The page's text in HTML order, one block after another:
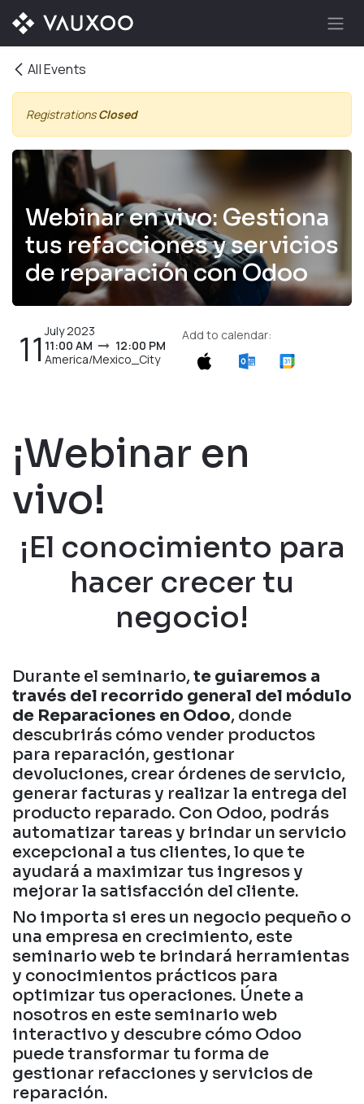
Skip to Content
All Events
RegistrationsClosed
Webinar en vivo: Gestiona
tus refacciones y servicios
de reparación con Odoo
11July 2023
11:00 AM
12:00 PM
America/Mexico_City
Add to calendar:
¡Webinar en
vivo!
¡El conocimiento para
hacer crecer tu
negocio!
Durante el seminario, te guiaremos a
través del recorrido general del módulo
de Reparaciones en Odoo, donde
descubrirás cómo vender productos
para reparación, gestionar
devoluciones, crear órdenes de servicio,
generar facturas y realizar la entrega del
producto reparado. Con Odoo, podrás
automatizar tareas y brindar un servicio
excepcional a tus clientes, lo que te
ayudará a maximizar tus ingresos y
mejorar la satisfacción del cliente.
No importa si eres un negocio pequeño o
una empresa en crecimiento, este
seminario web te brindará herramientas
y conocimientos prácticos para
optimizar tus operaciones. Únete a
nosotros en este seminario web
interactivo y descubre cómo Odoo
puede transformar tu forma de
gestionar refacciones y servicios de
reparación.